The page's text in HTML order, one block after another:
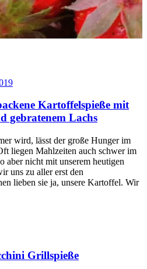
Kartoffelspieße mit
gebratenem Lachs
wird, lässt der große Hunger im
liegen Mahlzeiten auch schwer im
aber nicht mit unserem heutigen
uns zu aller erst den
lieben sie ja, unsere Kartoffel. Wir
Grillspieße